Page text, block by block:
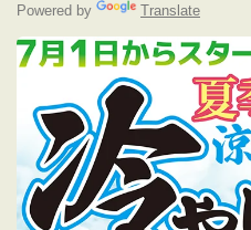
Powered by Translate